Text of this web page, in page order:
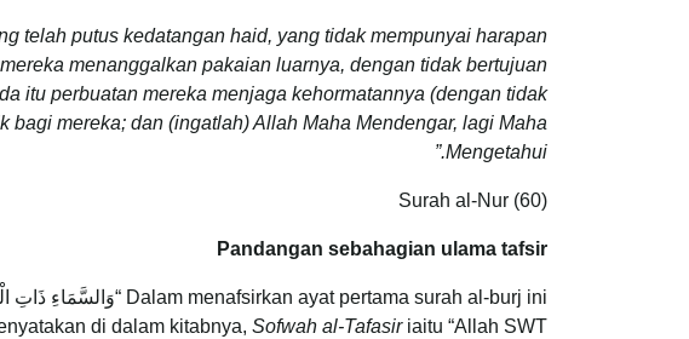
telah putus kedatangan haid, yang tidak mempunyai harapan
menanggalkan pakaian luarnya, dengan tidak bertujuan
itu perbuatan mereka menjaga kehormatannya (dengan tidak
mereka; dan (ingatlah) Allah Maha Mendengar, lagi Maha
Mengetahui.”
Surah al-Nur (60)
Pandangan sebahagian ulama tafsir
di dalam kitabnya, Sofwah al-Tafasiriaitu “Allah SWT